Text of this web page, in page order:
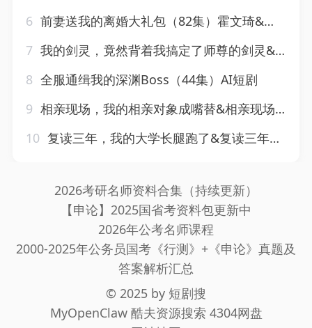
6 前妻送我的离婚大礼包（82集）霍文琦&雷小米
7 我的剑灵，竟然背着我搞定了师尊的剑灵&我的剑灵竟然背着我搞定了师尊的剑灵（64集）AI短剧
8 全服通缉我的深渊Boss（44集）AI短剧
9 相亲现场，我的相亲对象成嘴替&相亲现场我的相亲对象成嘴替（55集）AI短剧
10 复读三年，我的大学长腿跑了&复读三年我的大学长腿跑了（60集）刘浔&满满
2026考研名师资料合集（持续更新）
【申论】2025国省考资料包更新中
2026年公考名师课程
2000-2025年公务员国考《行测》+《申论》真题及
答案解析汇总
© 2025 by 短剧搜
MyOpenClaw酷夫资源搜索 4304网盘